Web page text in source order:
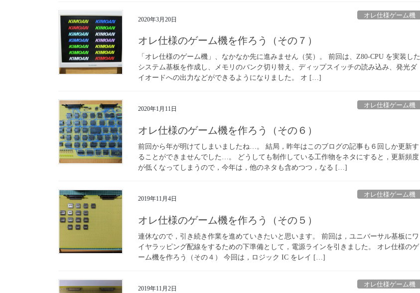
2020年3月20日
オレ仕様ゲーム機
オレ仕様のゲーム機を作ろう（その７）
「オレ仕様のゲーム機」、なかなか先に進みません（笑）。 前回は、Z80-CPU を実装した
システム基板を作成し、メモリのバンク切り替え、ディップスイッチの読み込み、発光ダ
イオードへの出力などができるようになりました。 オ […]
2020年1月11日
オレ仕様ゲーム機
オレ仕様のゲーム機を作ろう（その６）
前回から年が明けてしまいましたね…。 結局，昨年はこのブログの記事も６回しか更新す
ることができませんでした…。 どうしても制作している工作物をネタにすると，更新頻度
が低くなってしまうので，今年は，他のネタも含めつつ，なる […]
2019年11月4日
オレ仕様ゲーム機
オレ仕様のゲーム機を作ろう（その５）
連休なので，引き続き作業を進めていきたいと思います。 前回は，ユニバーサル基板にワ
イヤラッピング配線をするための下準備として，電源ラインを引きました。 オレ仕様のゲ
ーム機を作ろう（その４） 今回は，ロジック IC をレイ […]
2019年11月2日
オレ仕様ゲーム機